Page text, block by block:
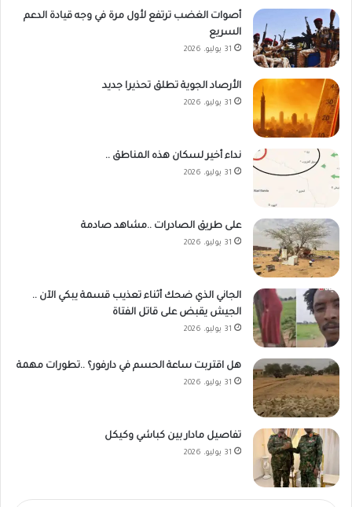
أصوات الغضب ترتفع لأول مرة في وجه قيادة الدعم
السريع
31 يوليو، 2026
الأرصاد الجوية تطلق تحذيرا جديد
31 يوليو، 2026
نداء أخير لسكان هذه المناطق ..
31 يوليو، 2026
على طريق الصادرات ..مشاهد صادمة
31 يوليو، 2026
الجاني الذي ضحك أثناء تعذيب قسمة يبكي الآن ..
الجيش يقبض على قاتل الفتاة
31 يوليو، 2026
هل اقتربت ساعة الحسم في دارفور؟ ..تطورات مهمة
31 يوليو، 2026
تفاصيل مادار بين كباشي وكيكل
31 يوليو، 2026